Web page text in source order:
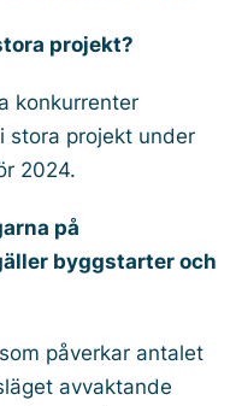
projekt?
konkurrenter
stora projekt under
2024.
på
byggstarter och
påverkar antalet
avvaktande